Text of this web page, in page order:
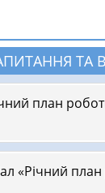
ТА
план
«Річний